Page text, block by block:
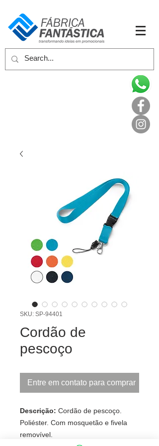
SKU: SP-94401
Cordão de
pescoço
Entre em contato para comprar
Descrição: Cordão de pescoço.
Poliéster. Com mosquetão e fivela
removível.